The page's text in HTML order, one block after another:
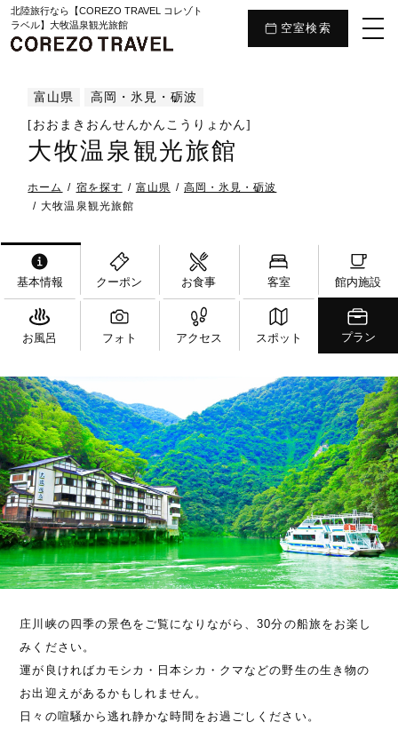
北陸旅行なら【COREZO TRAVEL コレゾト
ラベル】大牧温泉観光旅館
空室検索
富山県 高岡・氷見・砺波
[おおまきおんせんかんこうりょかん]
大牧温泉観光旅館
ホーム 宿を探す 富山県
高岡・氷見・砺波
大牧温泉観光旅館
基本情報 クーポン お食事 客室 館内施設
お風呂 フォト アクセス スポット プラン
庄川峡の四季の景色をご覧になりながら、30分の船旅をお楽し
みください。
運が良ければカモシカ・日本シカ・クマなどの野生の生き物の
お出迎えがあるかもしれません。
日々の喧騒から逃れ静かな時間をお過ごしください。